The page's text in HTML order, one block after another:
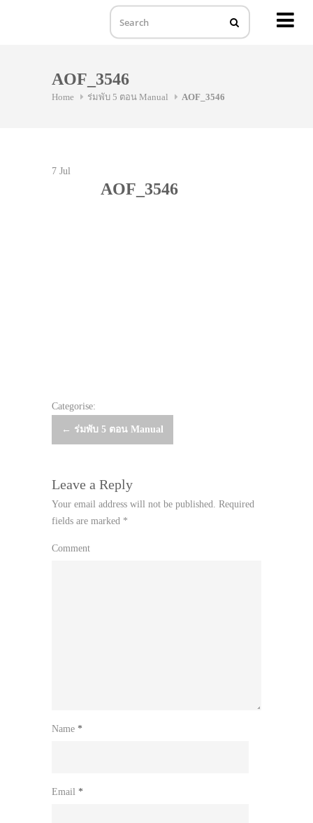
AOF_3546
Home ร่มพับ 5 ตอน Manual AOF_3546
7 Jul
AOF_3546
Categorise:
Post
← ร่มพับ 5 ตอน Manual
Leave a Reply
Your email address will not be published. Required
fields are marked *
Comment
Name *
Email *